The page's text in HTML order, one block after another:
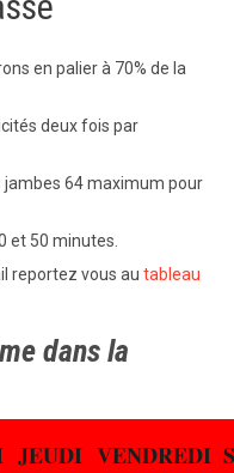
en palier à 70% de la
deux fois par
jambes 64 maximum pour
et 50 minutes.
reportez vous autableau
dans la
JEUDI VENDREDI